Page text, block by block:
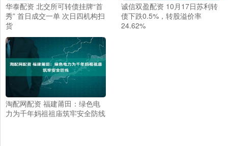
华泰配资 北交所可转债挂牌“首
秀” 首日成交一单 次日四机构扫
货
诚信双盈配资 10月17日苏利转
债下跌0.5%，转股溢价率
24.62%
淘配网配资 福建莆田：绿色电
力为千年妈祖祖庙筑牢安全防线